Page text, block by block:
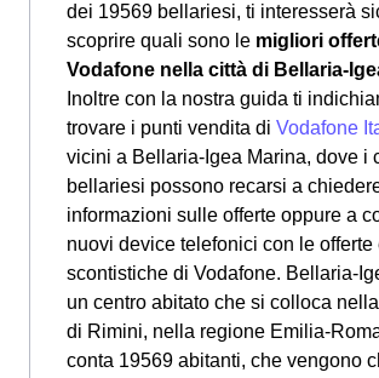
dei 19569 bellariesi, ti interesserà
scoprire quali sono le migliori
Vodafone nella città di Bellaria-
Inoltre con la nostra guida ti
trovare i punti vendita di Vodafone
vicini a Bellaria-Igea Marina, dove i
bellariesi possono recarsi a
informazioni sulle offerte oppure a
nuovi device telefonici con le offerte
scontistiche di Vodafone. Bellaria-
un centro abitato che si colloca
di Rimini, nella regione Emilia-
conta 19569 abitanti, che vengono